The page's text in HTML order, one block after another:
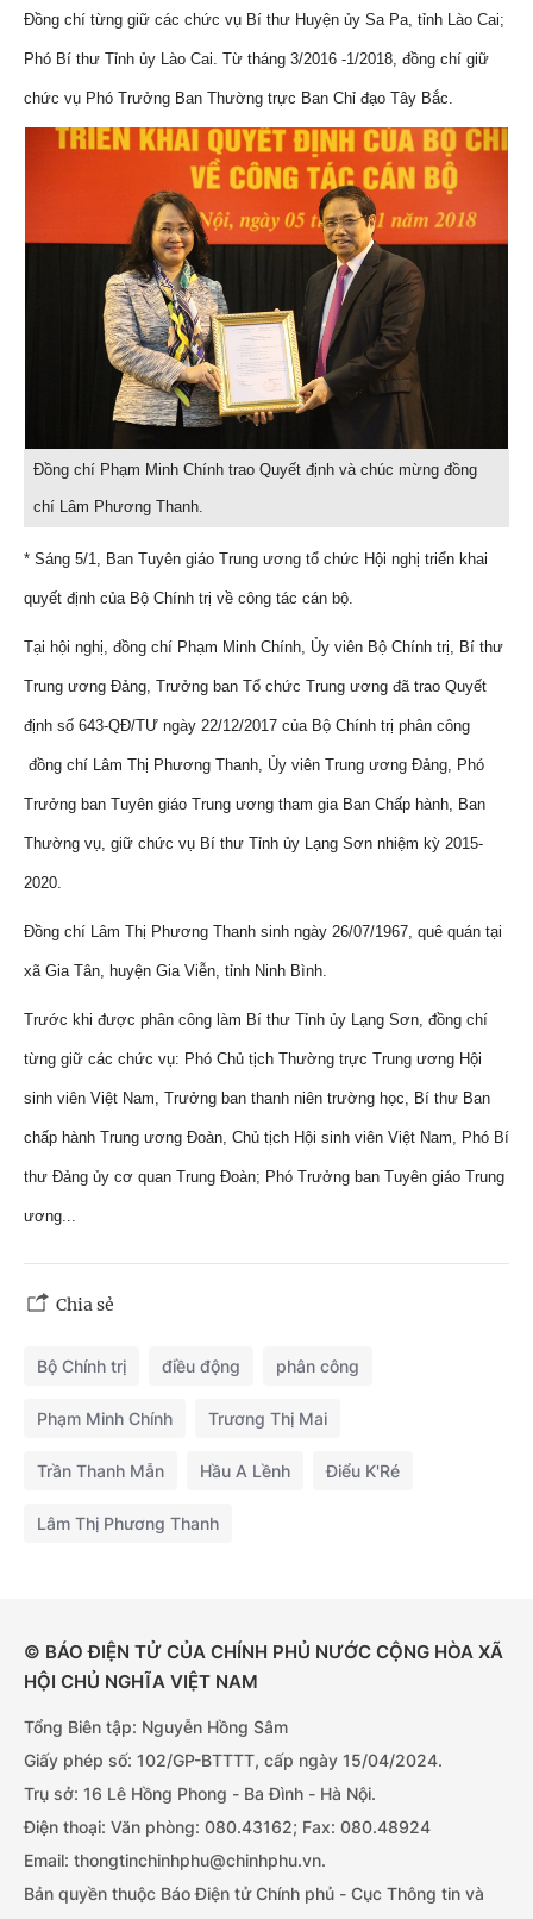
Đồng chí từng giữ các chức vụ Bí thư Huyện ủy Sa Pa, tỉnh Lào Cai;
Phó Bí thư Tỉnh ủy Lào Cai. Từ tháng 3/2016 -1/2018, đồng chí giữ
chức vụ Phó Trưởng Ban Thường trực Ban Chỉ đạo Tây Bắc.
Đồng chí Phạm Minh Chính trao Quyết định và chúc mừng đồng
chí Lâm Phương Thanh.
* Sáng 5/1, Ban Tuyên giáo Trung ương tổ chức Hội nghị triển khai
quyết định của Bộ Chính trị về công tác cán bộ.
Tại hội nghị, đồng chí Phạm Minh Chính, Ủy viên Bộ Chính trị, Bí thư
Trung ương Đảng, Trưởng ban Tổ chức Trung ương đã trao Quyết
định số 643-QĐ/TƯ ngày 22/12/2017 của Bộ Chính trị phân công
đồng chí Lâm Thị Phương Thanh, Ủy viên Trung ương Đảng, Phó
Trưởng ban Tuyên giáo Trung ương tham gia Ban Chấp hành, Ban
Thường vụ, giữ chức vụ Bí thư Tỉnh ủy Lạng Sơn nhiệm kỳ 2015-
2020.
Đồng chí Lâm Thị Phương Thanh sinh ngày 26/07/1967, quê quán tại
xã Gia Tân, huyện Gia Viễn, tỉnh Ninh Bình.
Trước khi được phân công làm Bí thư Tỉnh ủy Lạng Sơn, đồng chí
từng giữ các chức vụ: Phó Chủ tịch Thường trực Trung ương Hội
sinh viên Việt Nam, Trưởng ban thanh niên trường học, Bí thư Ban
chấp hành Trung ương Đoàn, Chủ tịch Hội sinh viên Việt Nam, Phó Bí
thư Đảng ủy cơ quan Trung Đoàn; Phó Trưởng ban Tuyên giáo Trung
ương...
Chia sẻ
Bộ Chính trị điều động phân công
Phạm Minh Chính Trương Thị Mai
Trần Thanh Mẫn Hầu A Lềnh Điểu K'Ré
Lâm Thị Phương Thanh
© BÁO ĐIỆN TỬ CỦA CHÍNH PHỦ NƯỚC CỘNG HÒA XÃ
HỘI CHỦ NGHĨA VIỆT NAM
Tổng Biên tập: Nguyễn Hồng Sâm
Giấy phép số: 102/GP-BTTTT, cấp ngày 15/04/2024.
Trụ sở: 16 Lê Hồng Phong - Ba Đình - Hà Nội.
Điện thoại: Văn phòng: 080.43162; Fax: 080.48924
Email: thongtinchinhphu@chinhphu.vn.
Bản quyền thuộc Báo Điện tử Chính phủ - Cục Thông tin và